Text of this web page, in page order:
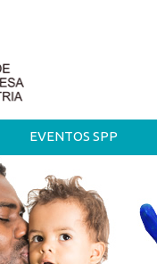
EVENTOS SPP